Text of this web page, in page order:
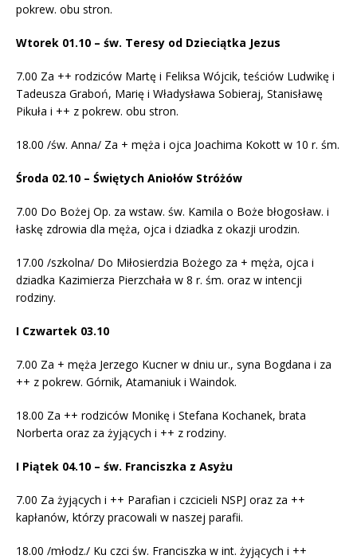
pokrew. obu stron.
Wtorek 01.10 – św. Teresy od Dzieciątka Jezus
7.00 Za ++ rodziców Martę i Feliksa Wójcik, teściów Ludwikę i
Tadeusza Graboń, Marię i Władysława Sobieraj, Stanisławę
Pikuła i ++ z pokrew. obu stron.
18.00 /św. Anna/ Za + męża i ojca Joachima Kokott w 10 r. śm.
Środa 02.10 – Świętych Aniołów Stróżów
7.00 Do Bożej Op. za wstaw. św. Kamila o Boże błogosław. i
łaskę zdrowia dla męża, ojca i dziadka z okazji urodzin.
17.00 /szkolna/ Do Miłosierdzia Bożego za + męża, ojca i
dziadka Kazimierza Pierzchała w 8 r. śm. oraz w intencji
rodziny.
I Czwartek 03.10
7.00 Za + męża Jerzego Kucner w dniu ur., syna Bogdana i za
++ z pokrew. Górnik, Atamaniuk i Waindok.
18.00 Za ++ rodziców Monikę i Stefana Kochanek, brata
Norberta oraz za żyjących i ++ z rodziny.
I Piątek 04.10 – św. Franciszka z Asyżu
7.00 Za żyjących i ++ Parafian i czcicieli NSPJ oraz za ++
kapłanów, którzy pracowali w naszej parafii.
18.00 /młodz./ Ku czci św. Franciszka w int. żyjących i ++